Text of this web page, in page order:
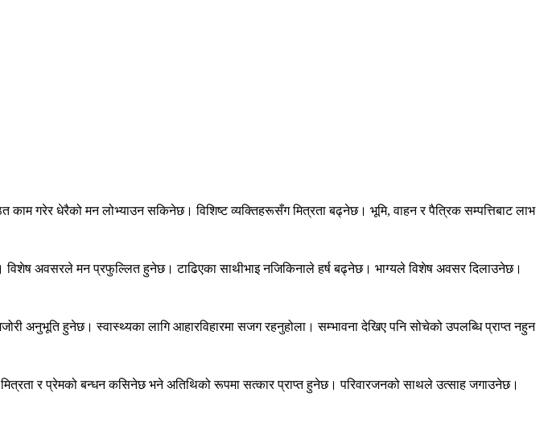
काम गरेर धेरैको मन लोभ्याउन सकिनेछ। विशिष्ट व्यक्तिहरूसँग मित्रता बढ्नेछ। भूमि, वाहन र पैत्रिक सम्पत्तिबाट लाभ
विशेष अवसरले मन प्रफुल्लित हुनेछ। टाढिएका साथीभाइ नजिकिनाले हर्ष बढ्नेछ। भाग्यले विशेष अवसर दिलाउनेछ।
अनुभूति हुनेछ। स्वास्थ्यका लागि आहारविहारमा सजग रहनुहोला। सम्भावना देखिए पनि सोचेको उपलब्धि प्राप्त नहुन
र प्रेमको बन्धन कसिनेछ भने अतिथिको रूपमा सत्कार प्राप्त हुनेछ। परिवारजनको साथले उत्साह जगाउनेछ।